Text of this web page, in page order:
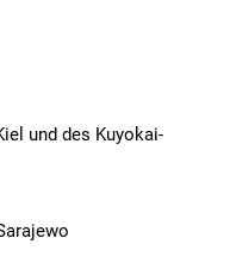
und des Kuyokai-